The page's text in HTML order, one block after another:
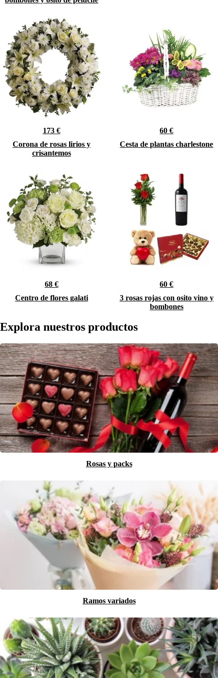
173 €
Corona de rosas lirios y
crisantemos
60 €
Cesta de plantas charlestone
68 €
Centro de flores galati
60 €
3 rosas rojas con osito vino y
bombones
Explora nuestros productos
Rosas y packs
Ramos variados